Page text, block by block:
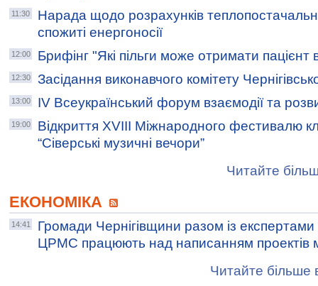
11:30
Нарада щодо розрахунків
спожиті енергоносії
12:00 Брифінг "Які пільги може отримати пацієнт
12:30 Засідання виконавчого комітету
13:00 IV Всеукраїнський форум взаємодії та
19:00
Відкриття XVIII Міжнародного фестивалю
“Сіверські музичні вечори”
Читайте
ЕКОНОМІКА
14:41
Громади Чернігівщини разом із експертами
ЦРМС працюють над написанням проектів
Читайте більше